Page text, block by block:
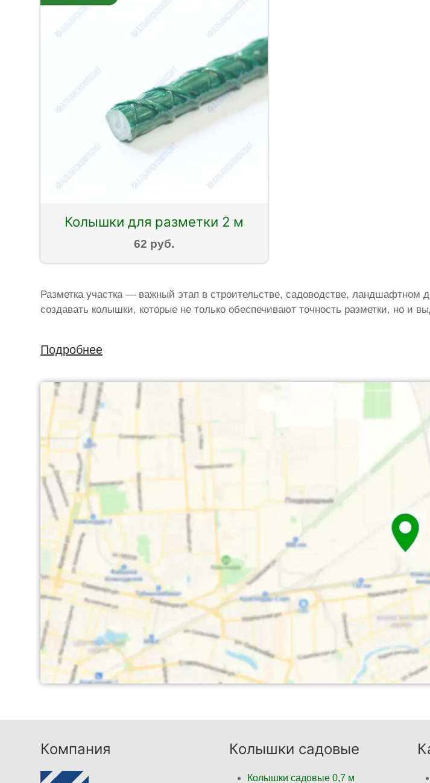
Колышки для разметки 2 м
62 руб.
Разметка участка — важный этап в строительстве, садоводстве, ландшафтном
создавать колышки, которые не только обеспечивают точность разметки, но и
Подробнее
Компания Колышки садовые
Колышки садовые 0,7 м